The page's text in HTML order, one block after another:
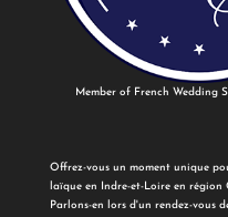
Member of French Wedding
Offrez-vous un moment unique
laïque en Indre-et-Loire en région
Parlons-en lors d'un rendez-vous